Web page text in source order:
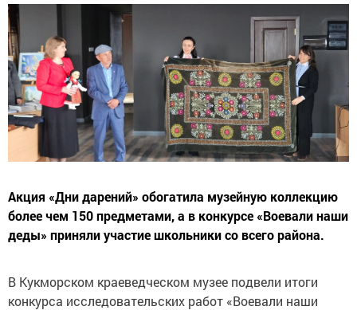
Акция «Дни дарений» обогатила музейную коллекцию
более чем 150 предметами, а в конкурсе «Воевали наши
деды» приняли участие школьники со всего района.
В Кукморском краеведческом музее подвели итоги
конкурса исследовательских работ «Воевали наши